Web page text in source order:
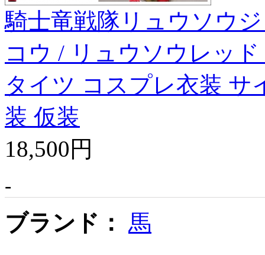
騎士竜戦隊リュウソウ
コウ / リュウソウレッ
タイツ コスプレ衣装
装 仮装
18,500円
-
ブランド： 馬